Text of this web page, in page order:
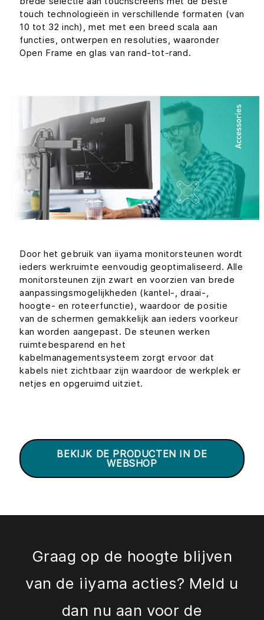
touch technologieën in verschillende formaten (van
10 tot 32 inch), met met een breed scala aan
functies, ontwerpen en resoluties, waaronder
Open Frame en glas van rand-tot-rand.
Door het gebruik van iiyama monitorsteunen wordt
ieders werkruimte eenvoudig geoptimaliseerd. Alle
monitorsteunen zijn zwart en voorzien van brede
aanpassingsmogelijkheden (kantel-, draai-,
hoogte- en roteerfunctie), waardoor de positie
van de schermen gemakkelijk aan ieders voorkeur
kan worden aangepast. De steunen werken
ruimtebesparend en het
kabelmanagementsysteem zorgt ervoor dat
kabels niet zichtbaar zijn waardoor de werkplek er
netjes en opgeruimd uitziet.
BEKIJK DE PRODUCTEN IN DE
WEBSHOP
Graag op de hoogte blijven
van de iiyama acties? Meld u
dan nu aan voor de